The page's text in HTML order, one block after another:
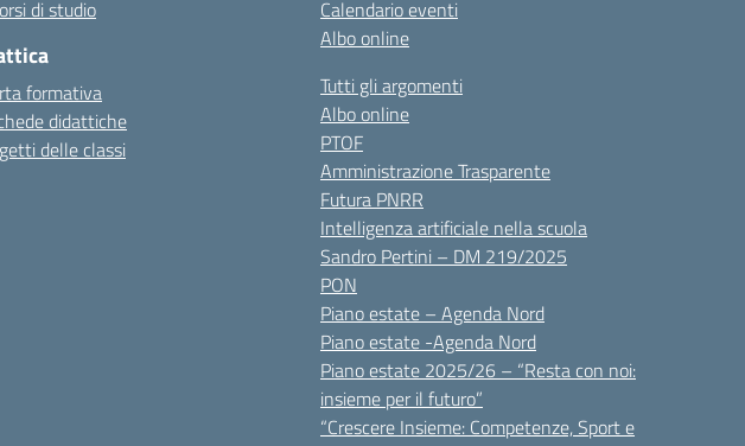
di studio
formativa
didattiche
delle classi
Calendario eventi
Albo online
Tutti gli argomenti
Albo online
PTOF
Amministrazione Trasparente
Futura PNRR
Intelligenza artificiale nella scuola
Sandro Pertini – DM 219/2025
PON
Piano estate – Agenda Nord
Piano estate -Agenda Nord
Piano estate 2025/26 – “Resta con noi:
insieme per il futuro”
“Crescere Insieme: Competenze, Sport e